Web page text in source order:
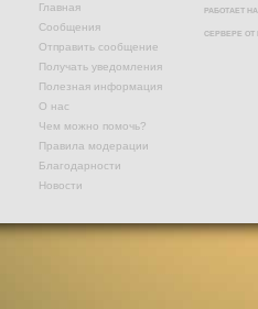
Главная
Сообщения
Отправить сообщение
Получать уведомления
Полезная информация
О нас
Чем можно помочь?
Правила модерации
Благодарности
Новости
РАБОТАЕТ
СЕРВЕРЕ ОТ